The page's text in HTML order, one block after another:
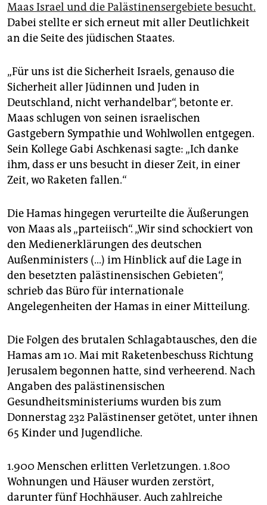
Maas Israel und die Palästinensergebiete besucht.
Dabei stellte er sich erneut mit aller Deutlichkeit
an die Seite des jüdischen Staates.
„Für uns ist die Sicherheit Israels, genauso die
Sicherheit aller Jüdinnen und Juden in
Deutschland, nicht verhandelbar“, betonte er.
Maas schlugen von seinen israelischen
Gastgebern Sympathie und Wohlwollen entgegen.
Sein Kollege Gabi Aschkenasi sagte: „Ich danke
ihm, dass er uns besucht in dieser Zeit, in einer
Zeit, wo Raketen fallen.“
Die Hamas hingegen verurteilte die Äußerungen
von Maas als „parteiisch“. „Wir sind schockiert von
den Medienerklärungen des deutschen
Außenministers (…) im Hinblick auf die Lage in
den besetzten palästinensischen Gebieten“,
schrieb das Büro für internationale
Angelegenheiten der Hamas in einer Mitteilung.
Die Folgen des brutalen Schlagabtausches, den die
Hamas am 10. Mai mit Raketenbeschuss Richtung
Jerusalem begonnen hatte, sind verheerend. Nach
Angaben des palästinensischen
Gesundheitsministeriums wurden bis zum
Donnerstag 232 Palästinenser getötet, unter ihnen
65 Kinder und Jugendliche.
1.900 Menschen erlitten Verletzungen. 1.800
Wohnungen und Häuser wurden zerstört,
darunter fünf Hochhäuser. Auch zahlreiche